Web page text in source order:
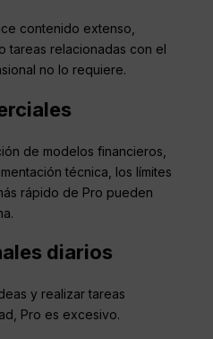
contenido extenso,
tareas relacionadas con el
no lo requiere.
de modelos financieros,
técnica, los límites
rápido de Pro pueden
diarios
y realizar tareas
Pro es excesivo.